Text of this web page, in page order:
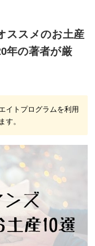
ススメのお土産
年の著者が厳
イトプログラムを利用
す。